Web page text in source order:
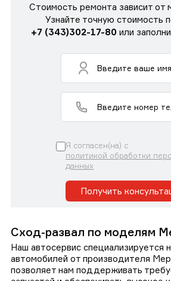
Стоимость ремонта зависит от
Узнайте точную стоимость
+7 (343)302-17-80 или
Я согласен(на) с
политикой обработки
данных
Получить
Сход-развал по моделям
Наш автосервис специализируется
автомобилей от производителя
позволяет нам поддерживать